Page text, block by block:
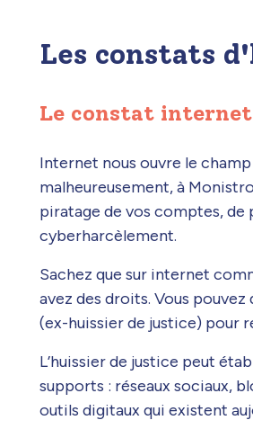
Les constats
Le constat
Internet nous ouvre le
malheureusement, à
piratage de vos comptes,
cyberharcèlement.
Sachez que sur internet
avez des droits. Vous
(ex-huissier de justice) pour
L’huissier de justice peut
supports : réseaux sociaux,
outils digitaux qui existent